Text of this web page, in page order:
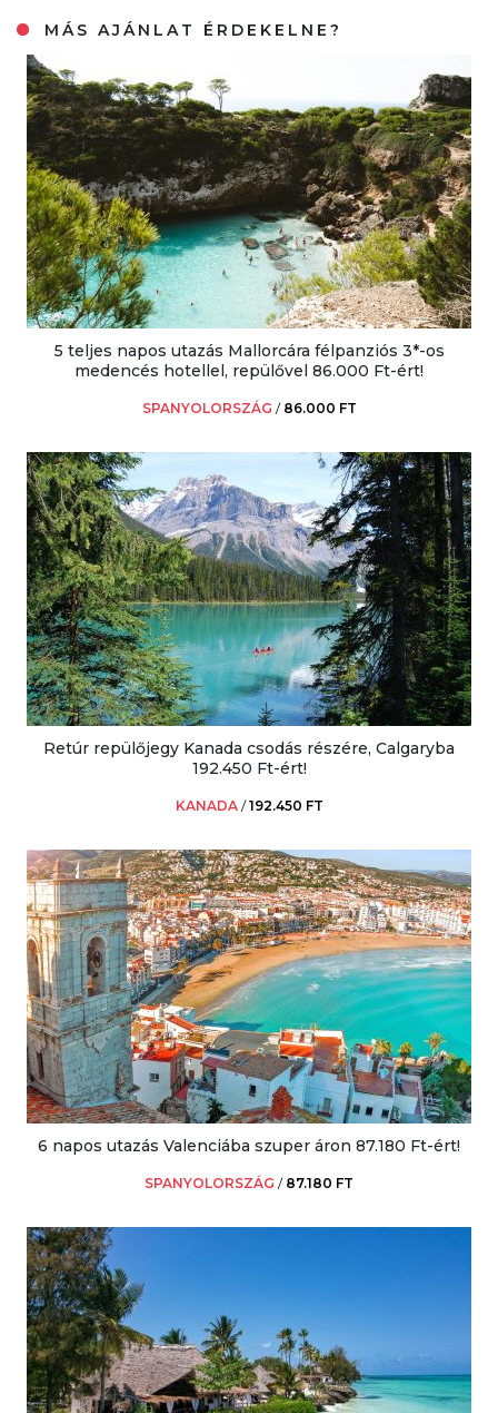
MÁS AJÁNLAT ÉRDEKELNE?
5 teljes napos utazás Mallorcára félpanziós 3*-os
medencés hotellel, repülővel 86.000 Ft-ért!
SPANYOLORSZÁG / 86.000 FT
Retúr repülőjegy Kanada csodás részére, Calgaryba
192.450 Ft-ért!
KANADA /192.450 FT
6 napos utazás Valenciába szuper áron 87.180 Ft-ért!
SPANYOLORSZÁG / 87.180 FT